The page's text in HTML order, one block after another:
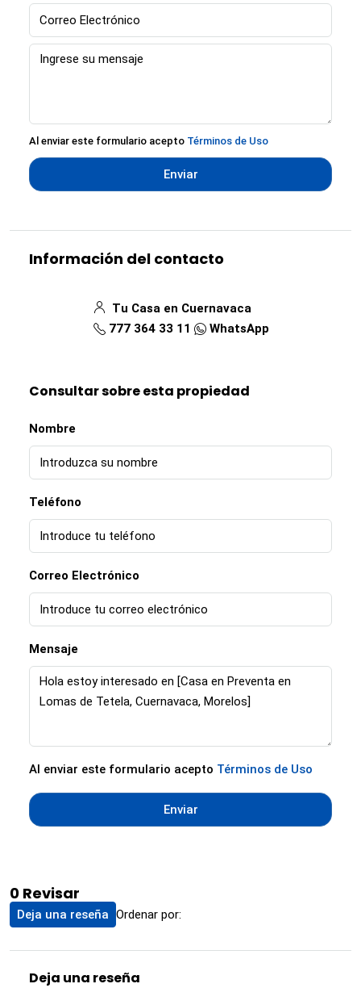
Al enviar este formulario acepto Términos de Uso
Enviar
Información del contacto
Tu Casa en Cuernavaca
777 364 33 11
WhatsApp
Consultar sobre esta propiedad
Nombre
Teléfono
Correo Electrónico
Mensaje
Al enviar este formulario acepto Términos de Uso
Enviar
0 Revisar
Ordenar por:
Deja una reseña
Deja una reseña